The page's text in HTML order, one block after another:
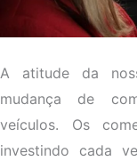
A atitude da
mudança de
veículos. Os
investindo cada